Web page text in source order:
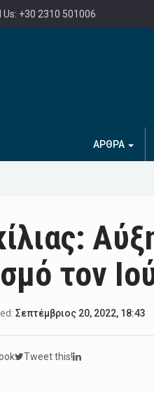
Us: +30 2310 501006
ΑΡΘΡΑ
τον
Σεπτέμβριος 20, 2022, 18:43
Tweet this!